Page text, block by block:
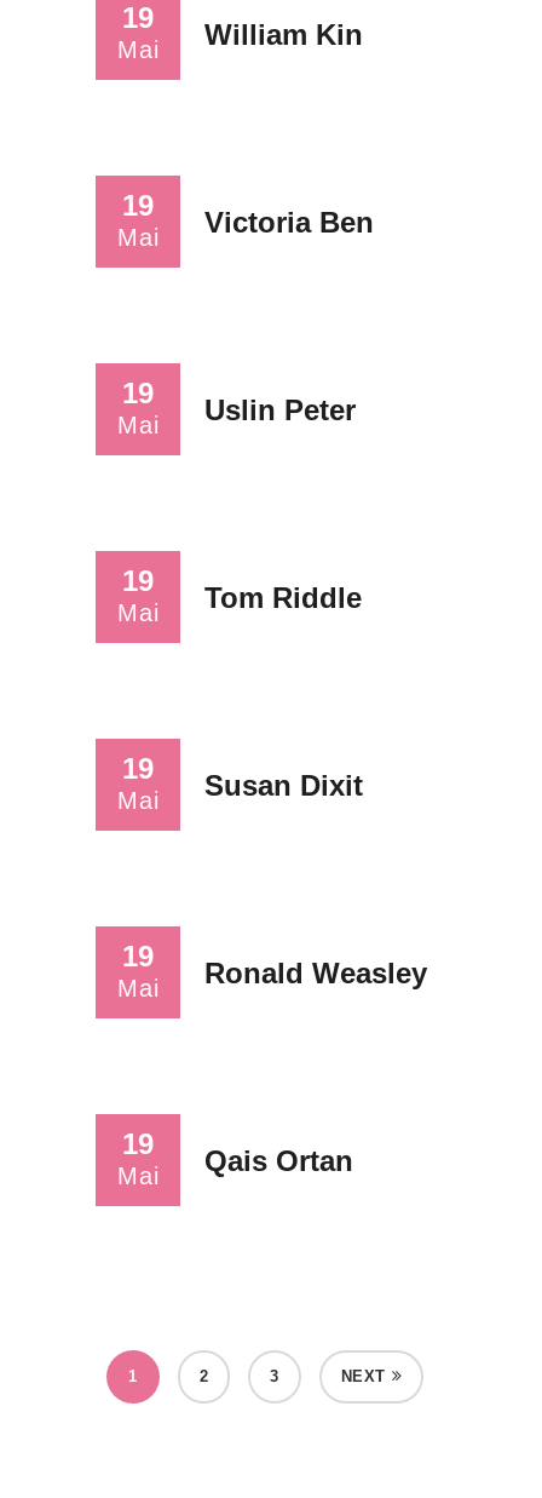
19
Mai William Kin
19
Mai Victoria Ben
19
Mai Uslin Peter
19
Mai Tom Riddle
19
Mai Susan Dixit
19
Mai Ronald Weasley
19
Mai Qais Ortan
1 2 3 NEXT